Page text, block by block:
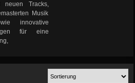
Tracks,
Musik
innovative
für eine